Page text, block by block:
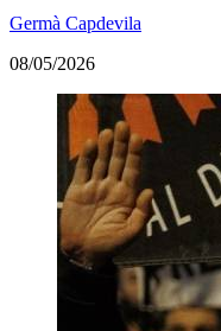
Germà Capdevila
08/05/2026